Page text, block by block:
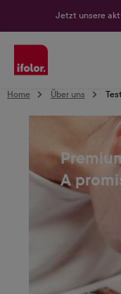
Jetzt unsere
Home Über uns
A